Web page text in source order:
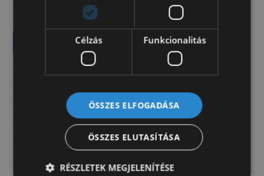
+ ÁFA (5.943.600 Ft)
Ajánlatot kérek
A jármű külföldi partnerünk telephelyén található,
vizsgáztatunk, felépítményezünk és forgalomba
helyezünk Önnek! Autóink mellé teljes körű lízing-
és forgalomba helyezési ügyintézést vállalunk.
Autóbeszámítás egyedi elbírálás alapján
lehetséges. Hirdetésünk nem minősül nyílt
ajánlattételnek.
Célzás Funkcionalitás
ÖSSZES ELFOGADÁSA
ÖSSZES ELUTASÍTÁSA
RÉSZLETEK MEGJELENÍTÉSE